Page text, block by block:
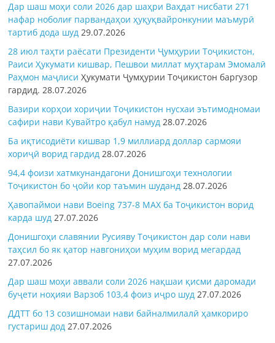
Дар шаш моҳи соли 2026 дар шаҳри Ваҳдат нисбати 271
нафар ноболиғ парвандаҳои ҳуқуқвайронкунии маъмурӣ
тартиб дода шуд 29.07.2026
28 июл таҳти раёсати Президенти Ҷумҳурии Тоҷикистон,
Раиси Ҳукумати кишвар, Пешвои миллат муҳтарам Эмомалӣ
Раҳмон маҷлисиҲукумати Ҷумҳурии Тоҷикистон баргузор
гардид.28.07.2026
Вазири корҳои хориҷии Тоҷикистон нусхаи эътимодномаи
сафири нави Кувайтро қабул намуд 28.07.2026
Ба иқтисодиёти кишвар 1,9 миллиард доллар сармояи
хориҷӣ ворид гардид 28.07.2026
94,4 фоизи хатмкунандагони Донишгоҳи технологии
Тоҷикистон бо ҷойи кор таъмин шуданд 28.07.2026
Ҳавопаймои нави Boeing 737-8 MAX ба Тоҷикистон ворид
карда шуд 27.07.2026
Донишгоҳи славянии Русияву Тоҷикистон дар соли нави
таҳсил бо як қатор навгониҳои муҳим ворид мегардад
27.07.2026
Дар шаш моҳи аввали соли 2026 нақшаи қисми даромади
буҷети ноҳияи Варзоб 103,4 фоиз иҷро шуд 27.07.2026
ДДТТ бо 13 созишномаи нави байналмилалӣ ҳамкориро
густариш дод 27.07.2026